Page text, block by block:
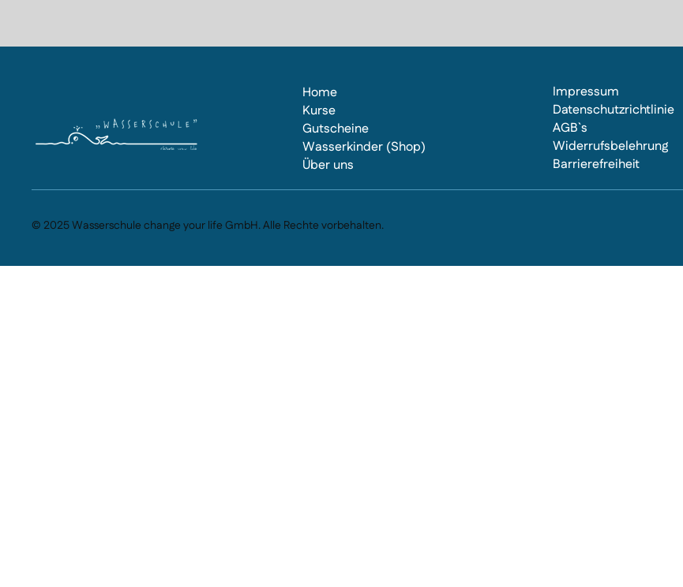
Home
Kurse
Gutscheine
Wasserkinder (Shop)
Über uns
Impressum
Datenschutzrichtlinie
AGB`s
Widerrufsbelehrung
Barrierefreiheit
© 2025 Wasserschule change your life GmbH. Alle Rechte vorbehalten.